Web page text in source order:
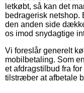
letkøbt, så kan det
bedragerisk netshop.
den anden side
os imod snydagtige
Vi foreslår generelt
mobilbetaling. Som
et afdragstilbud fra
tilstræber at afbetale